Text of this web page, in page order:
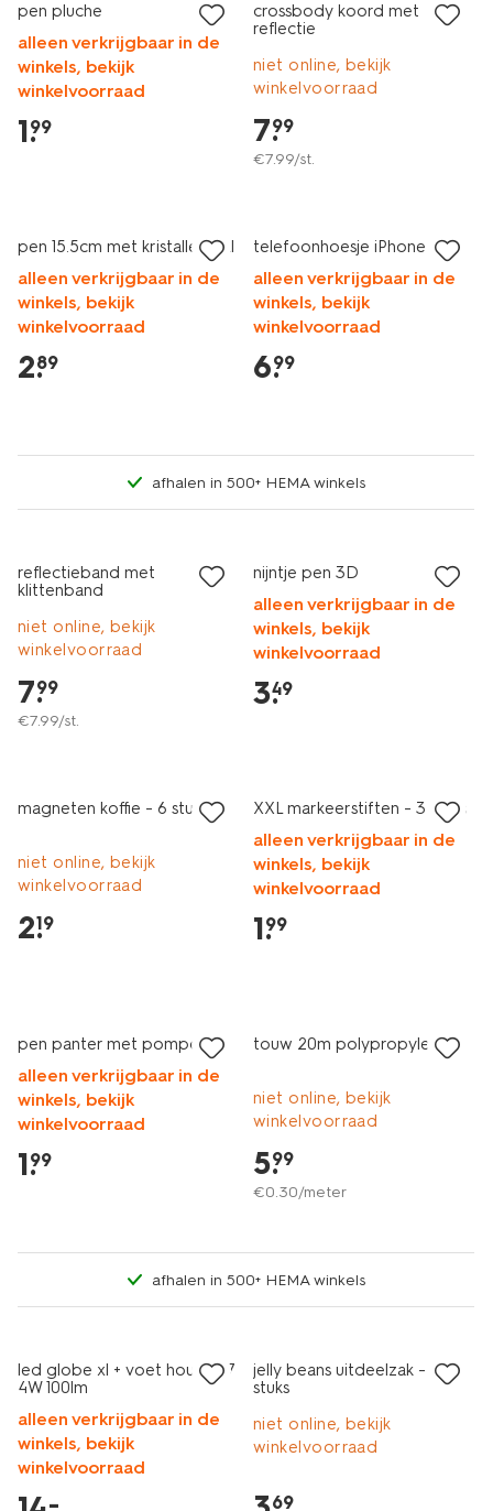
pen pluche
alleen verkrijgbaar in de
winkels, bekijk
winkelvoorraad
1.
99
crossbody koord met
reflectie
niet online, bekijk
winkelvoorraad
7.
99
€7.99/st.
pen 15.5cm met kristallen bal
alleen verkrijgbaar in de
winkels, bekijk
winkelvoorraad
2.
89
telefoonhoesje iPhone 15
alleen verkrijgbaar in de
winkels, bekijk
winkelvoorraad
6.
99
afhalen in 500+ HEMA winkels
reflectieband met
klittenband
niet online, bekijk
winkelvoorraad
7.
99
€7.99/st.
nijntje pen 3D
alleen verkrijgbaar in de
winkels, bekijk
winkelvoorraad
3.
49
magneten koffie - 6 stuks
niet online, bekijk
winkelvoorraad
2.
19
XXL markeerstiften - 3 stuks
alleen verkrijgbaar in de
winkels, bekijk
winkelvoorraad
1.
99
pen panter met pompom
alleen verkrijgbaar in de
winkels, bekijk
winkelvoorraad
1.
99
touw 20m polypropyleen
niet online, bekijk
winkelvoorraad
5.
99
€0.30/meter
afhalen in 500+ HEMA winkels
led globe xl + voet hout E27
4W 100lm
alleen verkrijgbaar in de
winkels, bekijk
winkelvoorraad
–
jelly beans uitdeelzak - 10
stuks
niet online, bekijk
winkelvoorraad
69